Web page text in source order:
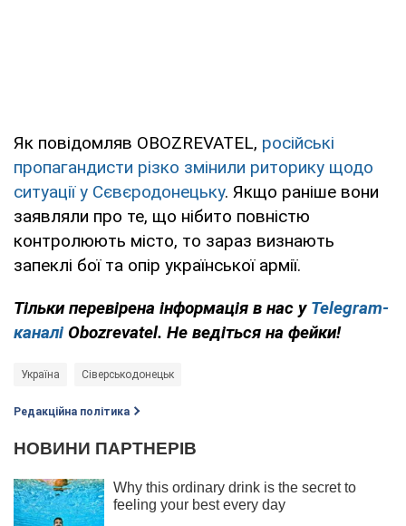
Як повідомляв OBOZREVATEL, російські
пропагандисти різко змінили риторику щодо
ситуації у Сєвєродонецьку. Якщо раніше вони
заявляли про те, що нібито повністю
контролюють місто, то зараз визнають
запеклі бої та опір української армії.
Тільки перевірена інформація в нас у Telegram-
каналі Obozrevatel. Не ведіться на фейки!
Україна Сіверськодонецьк
Редакційна політика